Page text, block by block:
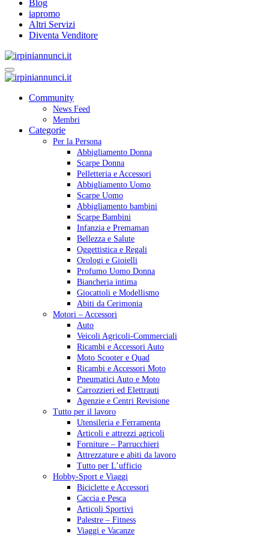
Blog
iapromo
Altri Servizi
Diventa Venditore
Community
News Feed
Membri
Categorie
Per la Persona
Abbigliamento Donna
Scarpe Donna
Pelletteria e Accessori
Abbigliamento Uomo
Scarpe Uomo
Abbigliamento bambini
Scarpe Bambini
Infanzia e Premaman
Bellezza e Salute
Oggettistica e Regali
Orologi e Gioielli
Profumo Uomo Donna
Biancheria intima
Giocattoli e Modellismo
Abiti da Cerimonia
Motori – Accessori
Auto
Veicoli Agricoli-Commerciali
Ricambi e Accessori Auto
Moto Scooter e Quad
Ricambi e Accessori Moto
Pneumatici Auto e Moto
Carrozzieri ed Elettrauti
Agenzie e Centri Revisione
Tutto per il lavoro
Utensileria e Ferramenta
Articoli e attrezzi agricoli
Forniture – Parrucchieri
Attrezzature e abiti da lavoro
Tutto per L’ufficio
Hobby-Sport e Viaggi
Biciclette e Accessori
Caccia e Pesca
Articoli Sportivi
Palestre – Fitness
Viaggi e Vacanze